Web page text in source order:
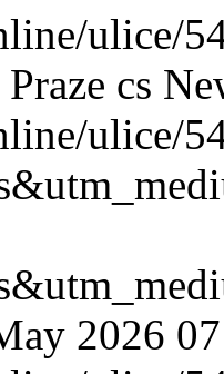
ulice/
cs
ulice/
2026